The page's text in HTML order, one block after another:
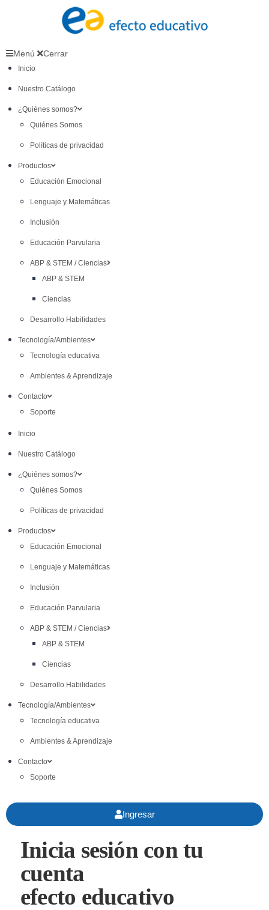
Menú Cerrar
Inicio
Nuestro Catálogo
¿Quiénes somos?
Quiénes Somos
Políticas de privacidad
Productos
Educación Emocional
Lenguaje y Matemáticas
Inclusión
Educación Parvularia
ABP & STEM / Ciencias
ABP & STEM
Ciencias
Desarrollo Habilidades
Tecnología/Ambientes
Tecnología educativa
Ambientes & Aprendizaje
Contacto
Soporte
Inicio
Nuestro Catálogo
¿Quiénes somos?
Quiénes Somos
Políticas de privacidad
Productos
Educación Emocional
Lenguaje y Matemáticas
Inclusión
Educación Parvularia
ABP & STEM / Ciencias
ABP & STEM
Ciencias
Desarrollo Habilidades
Tecnología/Ambientes
Tecnología educativa
Ambientes & Aprendizaje
Contacto
Soporte
Ingresar
Inicia sesión con tu
cuenta
efecto educativo